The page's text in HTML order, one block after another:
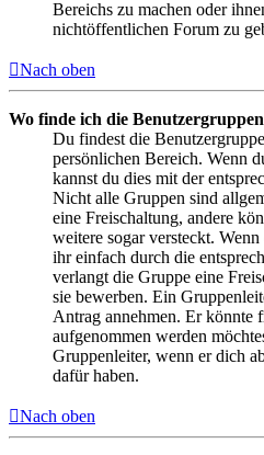
Bereichs zu machen oder
nichtöffentlichen Forum zu
Nach oben
Wo finde ich die
Du findest die
persönlichen Bereich. Wenn
kannst du dies mit der
Nicht alle Gruppen sind
eine Freischaltung, andere
weitere sogar versteckt.
ihr einfach durch die
verlangt die Gruppe eine
sie bewerben. Ein
Antrag annehmen. Er könnte
aufgenommen werden
Gruppenleiter, wenn er dich
dafür haben.
Nach oben